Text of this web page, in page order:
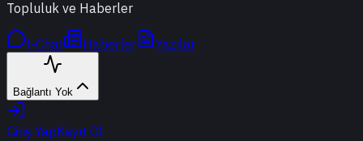
Topluluk ve Haberler
t-Chat Haberler Yazılar
Bağlantı Yok
Giriş YapKayıt Ol